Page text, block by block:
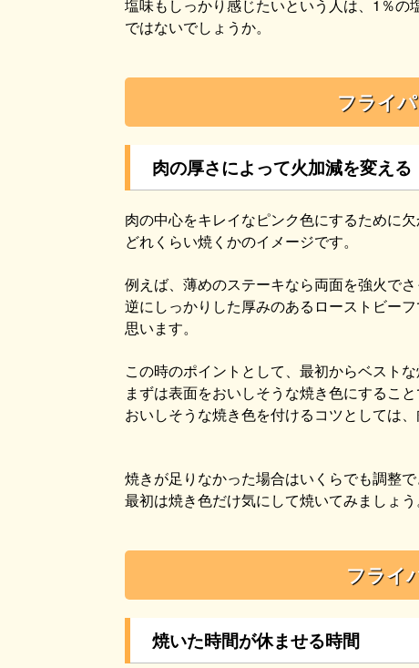
塩味もしっかり感じたいという人は、1％
ではないでしょうか。
フライ
肉の厚さによって火加減を変える
肉の中心をキレイなピンク色にするために欠
どれくらい焼くかのイメージです。
例えば、薄めのステーキなら両面を強火で
逆にしっかりした厚みのあるローストビー
思います。
この時のポイントとして、最初からベスト
まずは表面をおいしそうな焼き色にすること
おいしそうな焼き色を付けるコツとしては
焼きが足りなかった場合はいくらでも調整で
最初は焼き色だけ気にして焼いてみましょう
フライ
焼いた時間が休ませる時間